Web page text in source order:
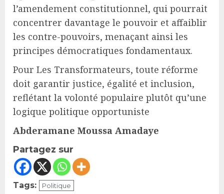
l’amendement constitutionnel, qui pourrait
concentrer davantage le pouvoir et affaiblir
les contre-pouvoirs, menaçant ainsi les
principes démocratiques fondamentaux.
Pour Les Transformateurs, toute réforme
doit garantir justice, égalité et inclusion,
reflétant la volonté populaire plutôt qu’une
logique politique opportuniste
Abderamane Moussa Amadaye
Partagez sur
Tags: Politique